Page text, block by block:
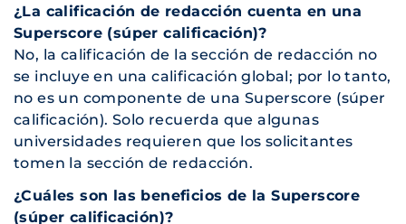
¿La calificación de redacción cuenta en una
Superscore (súper calificación)?
No, la calificación de la sección de redacción no
se incluye en una calificación global; por lo tanto,
no es un componente de una Superscore (súper
calificación). Solo recuerda que algunas
universidades requieren que los solicitantes
tomen la sección de redacción.
¿Cuáles son las beneficios de la Superscore
(súper calificación)?